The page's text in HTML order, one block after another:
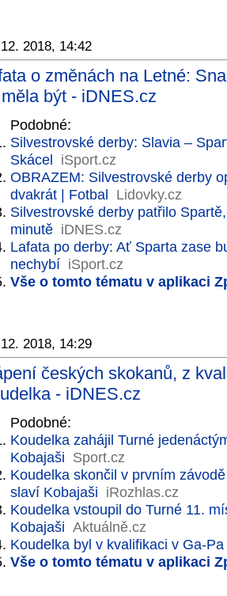
2018, 14:42
o změnách na Letné:
být - iDNES.cz
Podobné:
Silvestrovské derby: Slavia –
Skácel iSport.cz
OBRAZEM: Silvestrovské derby
dvakrát | Fotbal Lidovky.cz
Silvestrovské derby patřilo
minutě iDNES.cz
Lafata po derby: Ať Sparta zase
nechybí iSport.cz
Vše o tomto tématu v aplikaci
2018, 14:29
českých skokanů, z
- iDNES.cz
Podobné:
Koudelka zahájil Turné
Kobajaši Sport.cz
Koudelka skončil v prvním
slaví Kobajaši iRozhlas.cz
Koudelka vstoupil do Turné 11.
Kobajaši Aktuálně.cz
Koudelka byl v kvalifikaci v Ga-
Vše o tomto tématu v aplikaci